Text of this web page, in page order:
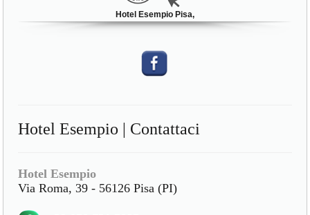
Hotel Esempio Pisa,
Hotel Esempio | Contattaci
Hotel Esempio
Via Roma, 39 - 56126 Pisa (PI)